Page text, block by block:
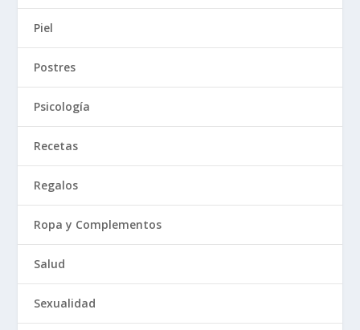
Piel
Postres
Psicología
Recetas
Regalos
Ropa y Complementos
Salud
Sexualidad